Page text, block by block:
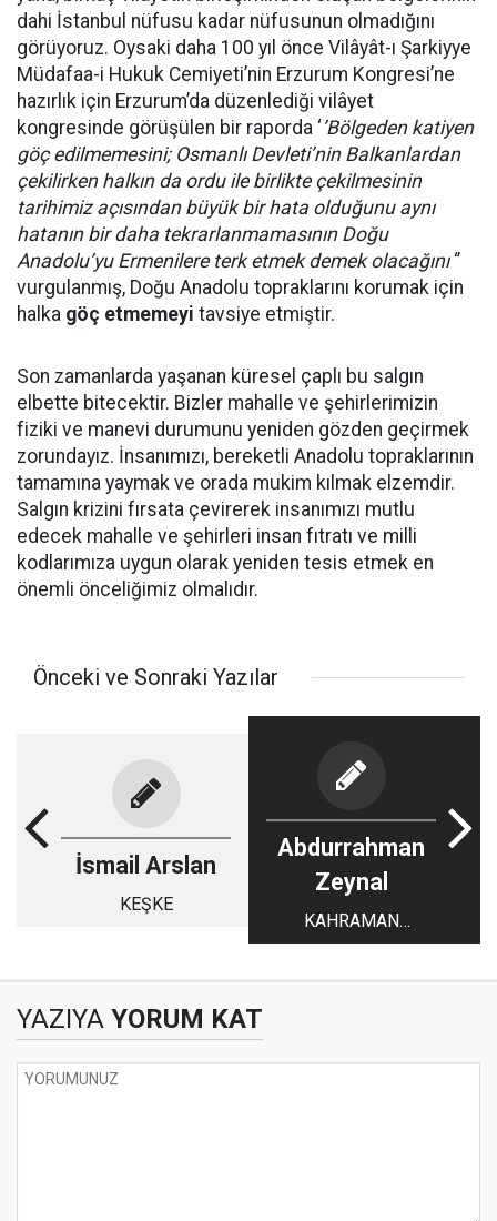
dahi İstanbul nüfusu kadar nüfusunun olmadığını
görüyoruz. Oysaki daha 100 yıl önce Vilâyât-ı Şarkiyye
Müdafaa-i Hukuk Cemiyeti’nin Erzurum Kongresi’ne
hazırlık için Erzurum’da düzenlediği vilâyet
kongresinde görüşülen bir raporda ‘ ’Bölgeden katiyen
göç edilmemesini; Osmanlı Devleti’nin Balkanlardan
çekilirken halkın da ordu ile birlikte çekilmesinin
tarihimiz açısından büyük bir hata olduğunu aynı
hatanın bir daha tekrarlanmamasının Doğu
Anadolu’yu Ermenilere terk etmek demek olacağını‘’
vurgulanmış, Doğu Anadolu topraklarını korumak için
halka göç etmemeyi tavsiye etmiştir.
Son zamanlarda yaşanan küresel çaplı bu salgın
elbette bitecektir. Bizler mahalle ve şehirlerimizin
fiziki ve manevi durumunu yeniden gözden geçirmek
zorundayız. İnsanımızı, bereketli Anadolu topraklarının
tamamına yaymak ve orada mukim kılmak elzemdir.
Salgın krizini fırsata çevirerek insanımızı mutlu
edecek mahalle ve şehirleri insan fıtratı ve milli
kodlarımıza uygun olarak yeniden tesis etmek en
önemli önceliğimiz olmalıdır.
Önceki ve Sonraki Yazılar
İsmail Arslan
KEŞKE
Abdurrahman
Zeynal
KAHRAMAN
DOKTORLAR VE
YAZIYA YORUM KAT